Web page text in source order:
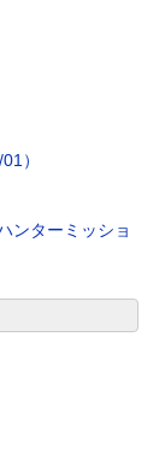
）
ンターミッショ